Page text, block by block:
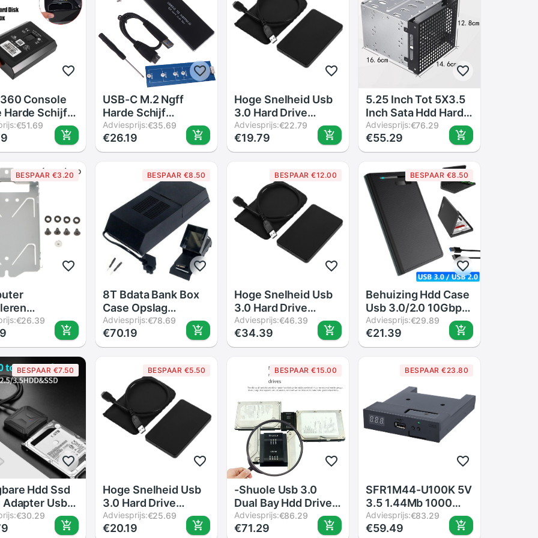
Console
Harde Schijf
360 Slim
Harde Schijf
€51.69
USB-C M.2 Ngff
Harde Schijf
Behuizing B Sleutel
Sata Ssd Reader Usb
3.0 Adapter
Adviesprijs:€35.69
€26.19
Hoge Snelheid Usb
3.0 Hard Drive
Externe Behuizing
2.5 Inch Sata Hdd
Behuizing Abs Doos
3 Kleuren Optionele
Adviesprijs:€22.79
€19.79
5.25 Inch Tot 5X3.5
Inch Sata Hdd Harde
Schijf Kooi Rack
Voor Pc
Benodigdheden
Roestvrijstalen Tray
Caddy Adapter
Adviesprijs:€76.29
€55.29
BESPAAR €3.20
Beugel
Quick
Hard
Metalen
Video
€26.39
BESPAAR €8.50
8T Bdata Bank Box
Case Opslag
Capaciteit Harde
Schijf PS4 Voor
Playstation 3.5 "4
Schijf Externe sata
Harde Doos 2. D7B7
Adviesprijs:€78.69
€70.19
BESPAAR €12.00
Hoge Snelheid Usb
3.0 Hard Drive
Externe Behuizing
2.5 Inch Sata Hdd
Behuizing Abs Doos
3 Kleuren Optionele
Adviesprijs:€46.39
€34.39
BESPAAR €8.50
Behuizing Hdd Case
Usb 3.0/2.0 10Gbps
Flip Type Externe
2.5Inch Sata Hdd
Ssd Harde Schijf
Adviesprijs:€29.89
€21.39
BESPAAR €7.50
Hdd Ssd
Adapter Usb
Sata Mini
€30.29
BESPAAR €5.50
Hoge Snelheid Usb
3.0 Hard Drive
Externe Behuizing
2.5 Inch Sata Hdd
Adviesprijs:€25.69
€20.19
BESPAAR €15.00
-Shuole Usb 3.0
Dual Bay Hdd Drive
Adapter Kabel Voor
2.5/3.5 Inch Hdd Ssd
Adviesprijs:€86.29
€71.29
BESPAAR €23.80
SFR1M44-U100K 5V
3.5 1.44Mb 1000
Floppy Disk Drive
Naar Usb Emulator
Adviesprijs:€83.29
€59.49